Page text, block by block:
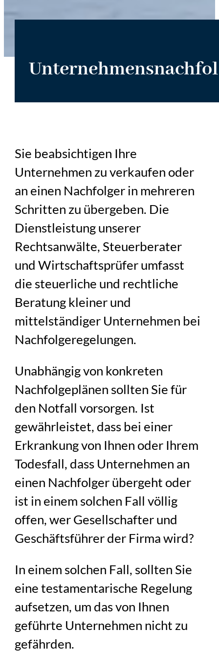
Sie beabsichtigen Ihre
Unternehmen zu verkaufen oder
an einen Nachfolger in mehreren
Schritten zu übergeben. Die
Dienstleistung unserer
Rechtsanwälte, Steuerberater
und Wirtschaftsprüfer umfasst
die steuerliche und rechtliche
Beratung kleiner und
mittelständiger Unternehmen bei
Nachfolgeregelungen.
Unabhängig von konkreten
Nachfolgeplänen sollten Sie für
den Notfall vorsorgen. Ist
gewährleistet, dass bei einer
Erkrankung von Ihnen oder Ihrem
Todesfall, dass Unternehmen an
einen Nachfolger übergeht oder
ist in einem solchen Fall völlig
offen, wer Gesellschafter und
Geschäftsführer der Firma wird?
In einem solchen Fall, sollten Sie
eine testamentarische Regelung
aufsetzen, um das von Ihnen
geführte Unternehmen nicht zu
gefährden.